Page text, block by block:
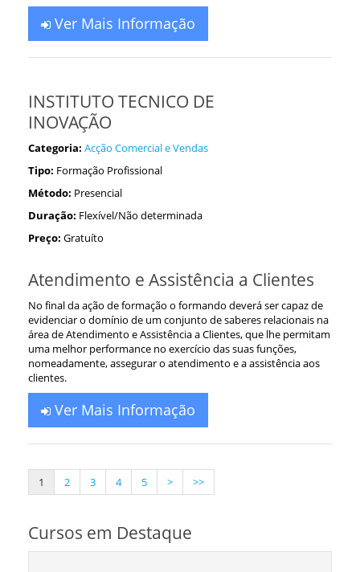
Ver Mais Informação
INSTITUTO TECNICO DE
INOVAÇÃO
Categoria: Acção Comercial e Vendas
Tipo: Formação Profissional
Método: Presencial
Duração: Flexível/Não determinada
Preço: Gratuíto
Atendimento e Assistência a Clientes
No final da ação de formação o formando deverá ser capaz de
evidenciar o domínio de um conjunto de saberes relacionais na
área de Atendimento e Assistência a Clientes, que lhe permitam
uma melhor performance no exercício das suas funções,
nomeadamente, assegurar o atendimento e a assistência aos
clientes.
Ver Mais Informação
1 2 3 4 5 > >>
Cursos em Destaque